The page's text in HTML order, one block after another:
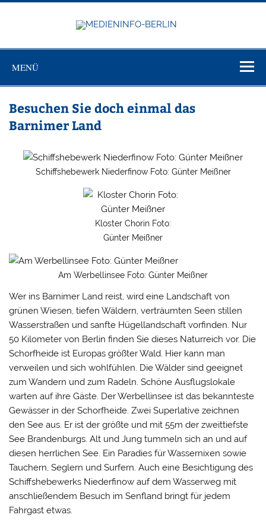
Zum
MENÜ
Besuchen Sie doch einmal das
Barnimer Land
Schiffshebewerk Niederfinow Foto: Günter Meißner
Kloster Chorin Foto:
Günter Meißner
Am Werbellinsee Foto: Günter Meißner
Wer ins Barnimer Land reist, wird eine Landschaft von
grünen Wiesen, tiefen Wäldern, verträumten Seen stillen
Wasserstraßen und sanfte Hügellandschaft vorfinden. Nur
50 Kilometer von Berlin finden Sie dieses Naturreich vor. Die
Schorfheide ist Europas größter Wald. Hier kann man
verweilen und sich wohlfühlen. Die Wälder sind geeignet
zum Wandern und zum Radeln. Schöne Ausflugslokale
warten auf ihre Gäste. Der Werbellinsee ist das bekannteste
Gewässer in der Schorfheide. Zwei Superlative zeichnen
den See aus. Er ist der größte und mit 55m der zweittiefste
See Brandenburgs. Alt und Jung tummeln sich an und auf
diesen herrlichen See. Ein Paradies für Wassernixen sowie
Tauchern, Seglern und Surfern. Auch eine Besichtigung des
Schiffshebewerks Niederfinow auf dem Wasserweg mit
anschließendem Besuch im Senfland bringt für jedem
Fahrgast etwas.